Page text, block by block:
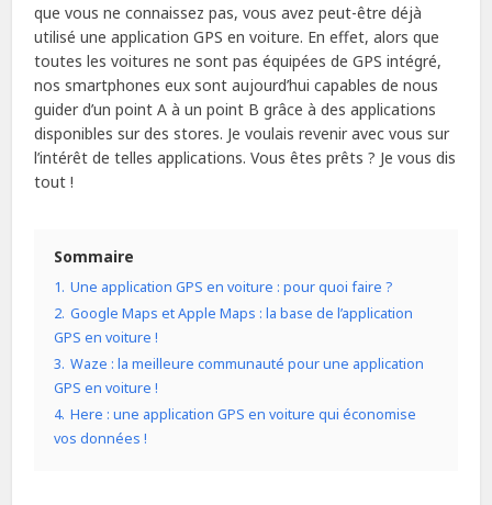
que vous ne connaissez pas, vous avez peut-être déjà
utilisé une application GPS en voiture. En effet, alors que
toutes les voitures ne sont pas équipées de GPS intégré,
nos smartphones eux sont aujourd’hui capables de nous
guider d’un point A à un point B grâce à des applications
disponibles sur des stores. Je voulais revenir avec vous sur
l’intérêt de telles applications. Vous êtes prêts ? Je vous dis
tout !
Sommaire
1. Une application GPS en voiture : pour quoi faire ?
2. Google Maps et Apple Maps : la base de l’application
GPS en voiture !
3. Waze : la meilleure communauté pour une application
GPS en voiture !
4. Here : une application GPS en voiture qui économise
vos données !